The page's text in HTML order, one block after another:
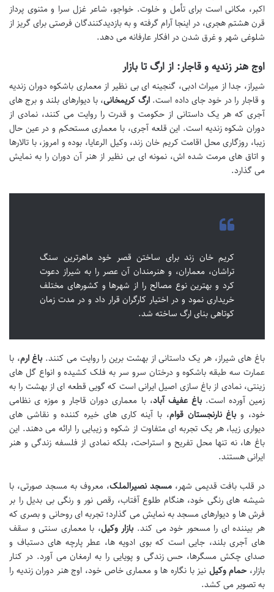
اکبر، مکانی است برای تأمل و خلوت. خواجو، شاعر غزل سرا و مثنوی پرداز
قرن هشتم هجری، در اینجا آرام گرفته و به بازدیدکنندگان فرصتی برای گریز از
شلوغی شهر و غرق شدن در افکار عارفانه می دهد.
اوج هنر زندیه و قاجار: از ارگ تا بازار
شیراز، جدا از میراث ادبی، گنجینه ای بی نظیر از معماری باشکوه دوران زندیه
و قاجار را در خود جای داده است.ارگ کریمخانی، با دیوارهای بلند و برج های
آجری که هر یک داستانی از حکومت و قدرت را روایت می کنند، نمادی از
دوران شکوه زندیه است. این قلعه آجری، با معماری مستحکم و در عین حال
زیبا، روزگاری محل اقامت کریم خان زند، وکیل الرعایا، بوده و امروز، با تالارها
و اتاق های مرمت شده اش، نمونه ای بی نظیر از هنر آن دوران را به نمایش
می گذارد.
کریم خان زند برای ساختن قصر خود ماهرترین سنگ
تراشان، معماران، و هنرمندان آن عصر را به شیراز دعوت
کرد و بهترین نوع مصالح را از شهرها و کشورهای مختلف
خریداری نمود و در اختیار کارگران قرار داد و در مدت زمان
کوتاهی بنای ارگ ساخته شد.
باغ های شیراز، هر یک داستانی از بهشت برین را روایت می کنند. باغ ارم، با
عمارت سه طبقه باشکوه و درختان سرو سر به فلک کشیده و انواع گل های
زینتی، نمادی از باغ سازی اصیل ایرانی است که گویی قطعه ای از بهشت را به
زمین آورده است.باغ عفیف آباد، با معماری دوران قاجار و موزه ی نظامی
خود، و باغ نارنجستان قوام، با آینه کاری های خیره کننده و نقاشی های
دیواری زیبا، هر یک تجربه ای متفاوت از شکوه و زیبایی را ارائه می دهند. این
باغ ها، نه تنها محل تفریح و استراحت، بلکه نمادی از فلسفه زندگی و هنر
ایرانی هستند.
در قلب بافت قدیمی شهر، مسجد نصیرالملک، معروف به مسجد صورتی، با
شیشه های رنگی خود، هنگام طلوع آفتاب، رقص نور و رنگی بی بدیل را بر
فرش ها و دیوارهای مسجد به نمایش می گذارد؛ تجربه ای روحانی و بصری که
هر بیننده ای را مسحور خود می کند. بازار وکیل، با معماری سنتی و سقف
های آجری بلند، جایی است که بوی ادویه ها، عطر پارچه های دستباف و
صدای چکش مسگرها، حس زندگی و پویایی را به ارمغان می آورد. در کنار
بازار، حمام وکیل نیز با نگاره ها و معماری خاص خود، اوج هنر دوران زندیه را
به تصویر می کشد.